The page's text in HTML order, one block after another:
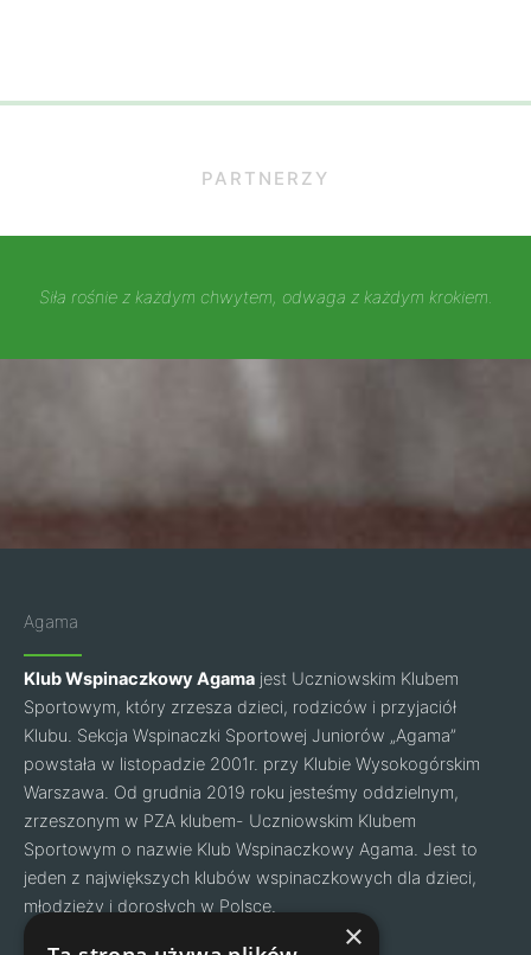
PARTNERZY
Siła rośnie z każdym chwytem, odwaga z każdym krokiem.
Agama
Klub Wspinaczkowy Agama jest Uczniowskim Klubem
Sportowym, który zrzesza dzieci, rodziców i przyjaciół
Klubu. Sekcja Wspinaczki Sportowej Juniorów „Agama”
powstała w listopadzie 2001r. przy Klubie Wysokogórskim
Warszawa. Od grudnia 2019 roku jesteśmy oddzielnym,
zrzeszonym w PZA klubem- Uczniowskim Klubem
Sportowym o nazwie Klub Wspinaczkowy Agama. Jest to
jeden z największych klubów wspinaczkowych dla dzieci,
młodzieży i dorosłych w Polsce.
Facebook
Instagram ×